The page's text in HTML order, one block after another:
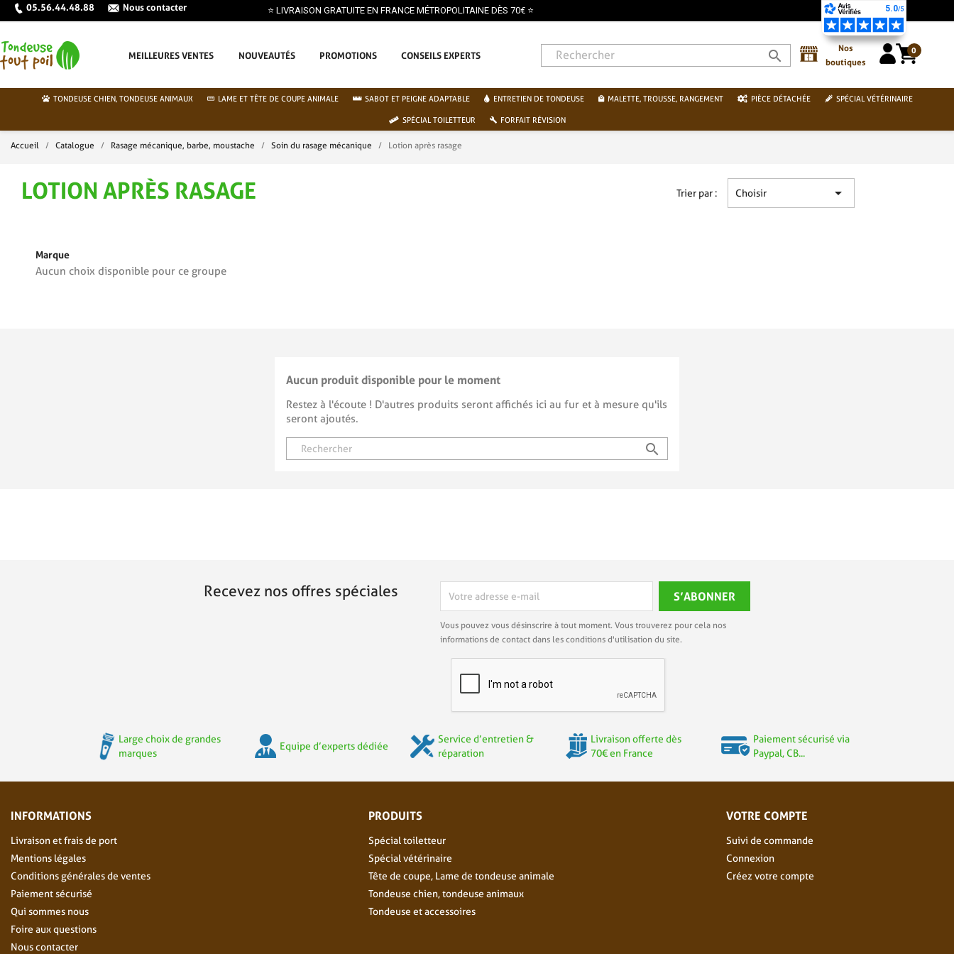
05.56.44.48.88 Nous contacter
EN FRANCE MÉTROPOLITAINE DÈS 70€ ⭐ PAIEMENT
MEILLEURES VENTES NOUVEAUTÉS PROMOTIONS CONSEILS EXPERTS search
Nos
boutiques
0
TONDEUSE CHIEN, TONDEUSE ANIMAUX LAME ET TÊTE DE COUPE ANIMALE SABOT ET PEIGNE ADAPTABLE ENTRETIEN DE TONDEUSE MALETTE, TROUSSE, RANGEMENT PIÈCE DÉTACHÉE SPÉCIAL VÉTÉRINAIRE
SPÉCIAL TOILETTEUR FORFAIT RÉVISION
Accueil Catalogue Rasage mécanique, barbe, moustache Soin du rasage mécanique Lotion après rasage
LOTION APRÈS RASAGE Trier par : Choisir 
Marque
Aucun choix disponible pour ce groupe
Aucun produit disponible pour le moment
Restez à l'écoute ! D'autres produits seront affichés ici au fur et à mesure qu'ils
seront ajoutés.
search
Recevez nos offres spéciales
Vous pouvez vous désinscrire à tout moment. Vous trouverez pour cela nos
informations de contact dans les conditions d'utilisation du site.
Large choix de grandes
marques
Equipe d’experts dédiée
Service d’entretien &
réparation
Livraison offerte dès
70€ en France
Paiement sécurisé via
Paypal, CB...
INFORMATIONS
Livraison et frais de port
Mentions légales
Conditions générales de ventes
Paiement sécurisé
Qui sommes nous
Foire aux questions
Nous contacter
PRODUITS
Spécial toiletteur
Spécial vétérinaire
Tête de coupe, Lame de tondeuse animale
Tondeuse chien, tondeuse animaux
Tondeuse et accessoires
VOTRE COMPTE
Suivi de commande
Connexion
Créez votre compte